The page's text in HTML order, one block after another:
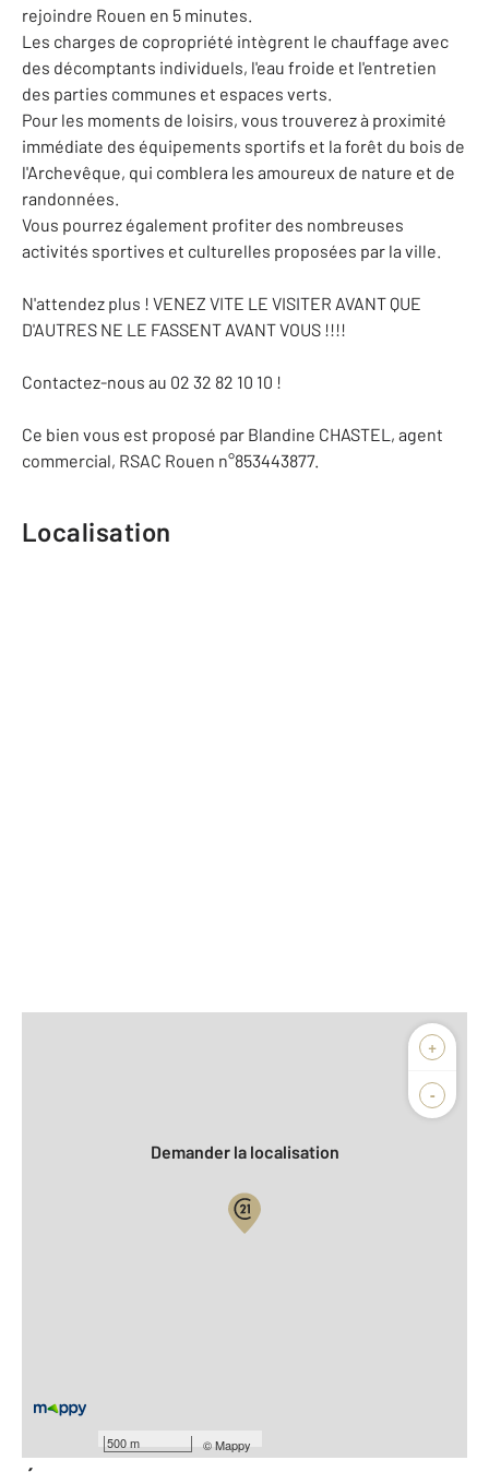
rejoindre Rouen en 5 minutes.
Les charges de copropriété intègrent le chauffage avec
des décomptants individuels, l'eau froide et l'entretien
des parties communes et espaces verts.
Pour les moments de loisirs, vous trouverez à proximité
immédiate des équipements sportifs et la forêt du bois de
l'Archevêque, qui comblera les amoureux de nature et de
randonnées.
Vous pourrez également profiter des nombreuses
activités sportives et culturelles proposées par la ville.
N'attendez plus ! VENEZ VITE LE VISITER AVANT QUE
D'AUTRES NE LE FASSENT AVANT VOUS !!!!
Contactez-nous au 02 32 82 10 10 !
Ce bien vous est proposé par Blandine CHASTEL, agent
commercial, RSAC Rouen n°853443877.
Localisation
+
-
500 m ©Mappy
Biens vendus
Demander la localisation
Année construction : 1975